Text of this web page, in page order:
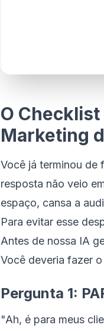
O Checklist
Marketing
Você já terminou de
resposta não veio
espaço, cansa a
Para evitar esse
Antes de nossa IA
Você deveria fazer o
Pergunta 1:
"Ah, é para meus